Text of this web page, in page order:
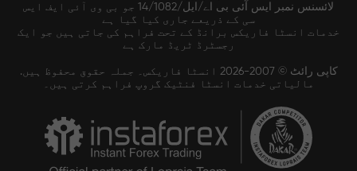
لائسنس نمبر ایس آئی بی اے/ایل/14/1082 جو بی وی آئی ایف ایس
سی کے ذریعے جاری کیا گیا ہے
خدمات انسٹا فاریکس برانڈ کے تحت فراہم کی جاتی ہیں جو ایک
رجسٹرڈ ٹریڈ مارک ہے
کاپی رائٹ © 2007-2026 انسٹا فاریکس۔ جملہ حقوق محفوظ ہیں.
مالیاتی خدمات انسٹا فنٹیک گروپ فراہم کرتی ہیں۔